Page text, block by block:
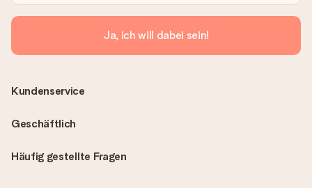
Ja, ich will dabei sein!
Häufig gestellte Fragen
Kundenservice
Geschäftlich